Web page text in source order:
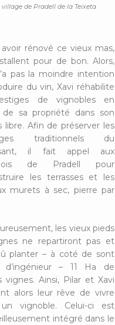
village de Pradell de la Teixeta
rénové ce vieux mas,
pour de bon. Alors,
pas la moindre intention
du vin, Xavi réhabilite
de vignobles en
de sa propriété dans son
libre. Afin de préserver les
traditionnels du
il fait appel aux
de Pradell pour
les terrasses et les
murets à sec, pierre par
les vieux pieds
ne repartiront pas et
planter – à coté de sont
d’ingénieur – 11 Ha de
vignes. Ainsi, Pilar et Xavi
alors leur rêve de vivre
vignoble. Celui-ci est
intégré dans le